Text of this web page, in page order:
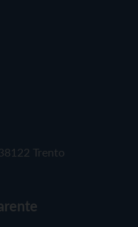
Trento